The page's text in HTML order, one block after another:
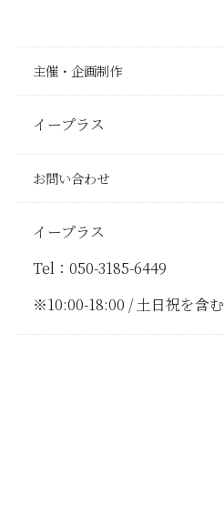
主催・企画制作
イープラス
お問い合わせ
イープラス
Tel：050-3185-6449
※10:00-18:00 / 土日祝を含む